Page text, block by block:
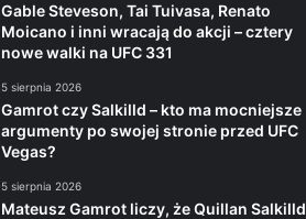
Gable Steveson, Tai Tuivasa, Renato
Moicano i inni wracają do akcji – cztery
nowe walki na UFC 331
5 sierpnia 2026
Gamrot czy Salkilld – kto ma mocniejsze
argumenty po swojej stronie przed UFC
Vegas?
5 sierpnia 2026
Mateusz Gamrot liczy, że Quillan Salkilld